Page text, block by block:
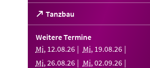
Tanzbau
(Öffnet
in
einem
neuen
Tab)
Weitere Termine
Mi, 12.08.26 Mi, 19.08.26
Mi,26.08.26 Mi,02.09.26